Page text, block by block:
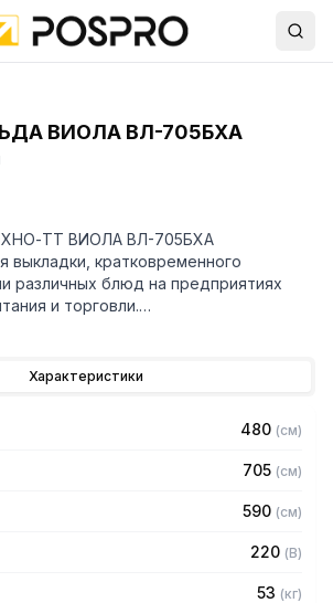
ВИОЛА ВЛ-705БХА
ТТ ВИОЛА ВЛ-705БХА
выкладки, кратковременного
различных блюд на предприятиях
и торговли.
температуры
(Италия)
Характеристики
480 (см)
705 (см)
590 (см)
220 (В)
53 (кг)